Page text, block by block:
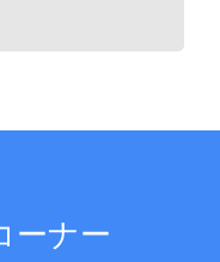
ーナー